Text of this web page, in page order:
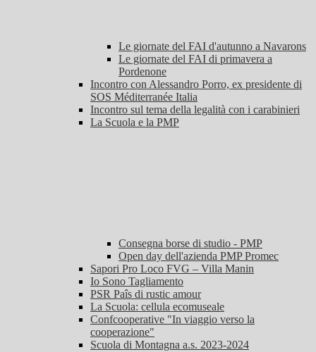
Le giornate del FAI d'autunno a Navarons
Le giornate del FAI di primavera a
Pordenone
Incontro con Alessandro Porro, ex presidente di
SOS Méditerranée Italia
Incontro sul tema della legalità con i carabinieri
La Scuola e la PMP
Consegna borse di studio - PMP
Open day dell'azienda PMP Promec
Sapori Pro Loco FVG – Villa Manin
Io Sono Tagliamento
PSR Paîs di rustic amour
La Scuola: cellula ecomuseale
Confcooperative "In viaggio verso la
cooperazione"
Scuola di Montagna a.s. 2023-2024